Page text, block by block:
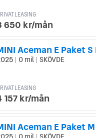
650 kr/mån
Aceman E Paket
0 mil SKÖVDE
157 kr/mån
Aceman E Paket